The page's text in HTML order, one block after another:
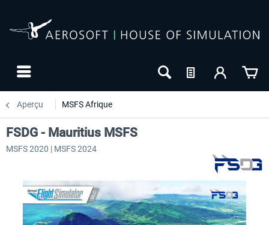
Aperçu MSFS Afrique
FSDG - Mauritius MSFS
MSFS 2020 | MSFS 2024